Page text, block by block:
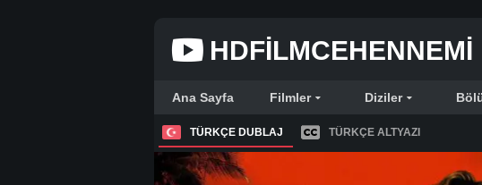
HDFILMCEHENNEMI
Ana Sayfa Filmler Diziler
TÜRKÇE DUBLAJ TÜRKÇE ALTYAZI